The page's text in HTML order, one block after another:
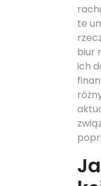
te
biur
ich